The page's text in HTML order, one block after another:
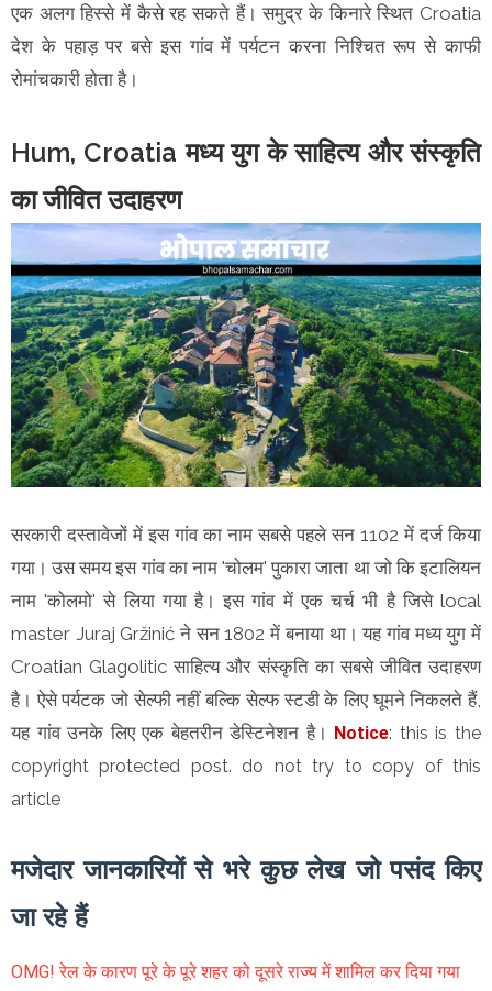
एक अलग हिस्से में कैसे रह सकते हैं। समुद्र के किनारे स्थित Croatia
देश के पहाड़ पर बसे इस गांव में पर्यटन करना निश्चित रूप से काफी
रोमांचकारी होता है।
Hum, Croatia मध्य युग के साहित्य और संस्कृति
का जीवित उदाहरण
सरकारी दस्तावेजों में इस गांव का नाम सबसे पहले सन 1102 में दर्ज किया
गया। उस समय इस गांव का नाम 'चोलम' पुकारा जाता था जो कि इटालियन
नाम 'कोलमो' से लिया गया है। इस गांव में एक चर्च भी है जिसे local
master Juraj Gržinić ने सन 1802 में बनाया था। यह गांव मध्य युग में
Croatian Glagolitic साहित्य और संस्कृति का सबसे जीवित उदाहरण
है। ऐसे पर्यटक जो सेल्फी नहीं बल्कि सेल्फ स्टडी के लिए घूमने निकलते हैं,
यह गांव उनके लिए एक बेहतरीन डेस्टिनेशन है।
Notice: this is the
copyright protected post. do not try to copy of this
article
मजेदार जानकारियों से भरे कुछ लेख जो पसंद किए
जा रहे हैं
OMG! रेल के कारण पूरे के पूरे शहर को दूसरे राज्य में शामिल कर दिया गया